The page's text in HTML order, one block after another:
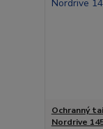
Ochranný
Nordrive